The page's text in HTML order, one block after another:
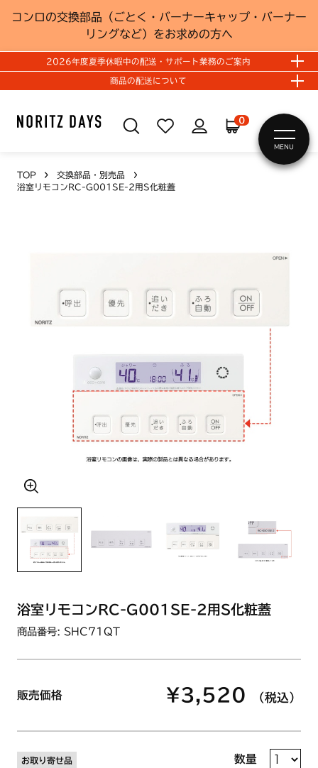
コンロの交換部品（ごとく・バーナーキャップ・バーナー
リングなど）をお求めの方へ
2026年度夏季休暇中の配送・サポート業務のご案内
商品の配送について
0
MENU
TOP
交換部品・別売品
浴室リモコンRC-G001SE-2用S化粧蓋
浴室リモコンRC-G001SE-2用S化粧蓋
商品番号: SHC71QT
販売価格 ¥3,520 （税込）
お取り寄せ品 数量